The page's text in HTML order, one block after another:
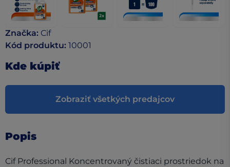
Značka: Cif
Kód produktu: 10001
Kde kúpiť
Zobraziť všetkých predajcov
Popis
Cif Professional Koncentrovaný čistiaci prostriedok na